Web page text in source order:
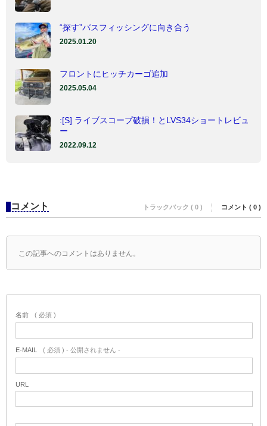
“探す”バスフィッシングに向き合う
2025.01.20
フロントにヒッチカーゴ追加
2025.05.04
:[S] ライブスコープ破損！とLVS34ショートレビュ
ー
2022.09.12
コメント トラックバック ( 0 ) コメント ( 0 )
この記事へのコメントはありません。
名前 ( 必須 )
E-MAIL ( 必須 ) - 公開されません -
URL